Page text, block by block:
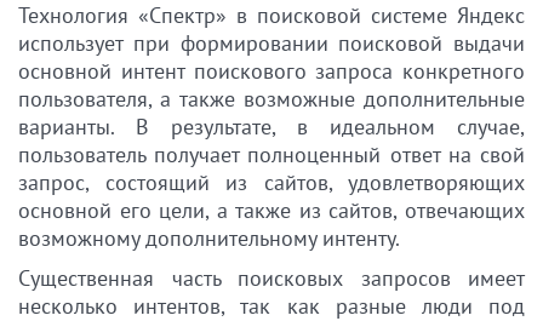
Технология «Спектр» в поисковой системе Яндекс
использует при формировании поисковой выдачи
основной интент поискового запроса конкретного
пользователя, а также возможные дополнительные
варианты. В результате, в идеальном случае,
пользователь получает полноценный ответ на свой
запрос, состоящий из сайтов, удовлетворяющих
основной его цели, а также из сайтов, отвечающих
возможному дополнительному интенту.
Существенная часть поисковых запросов имеет
несколько интентов, так как разные люди под